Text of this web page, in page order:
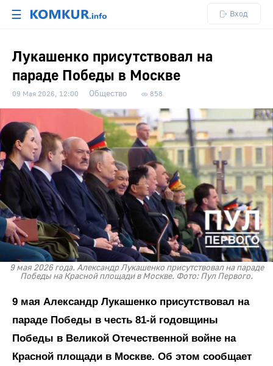
☰ Вход
Лукашенко присутствовал на
параде Победы в Москве
09 Мая 2026, 12:00 Общество 858
9 мая 2026 года. Александр Лукашенко присутствовал на параде
Победы на Красной площади в Москве. Фото: Пул Первого.
9 мая Александр Лукашенко присутствовал на
параде Победы в честь 81‑й годовщины
Победы в Великой Отечественной войне на
Красной площади в Москве. Об этом сообщает